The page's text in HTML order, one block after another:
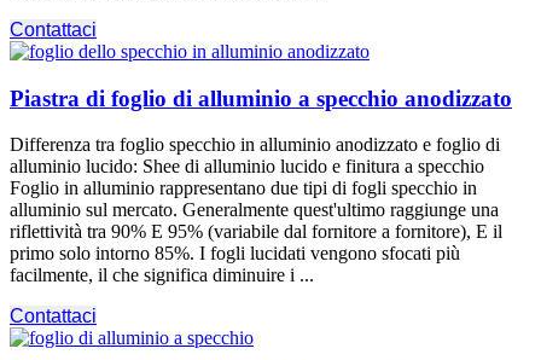
Contattaci
Piastra di foglio di alluminio a specchio anodizzato
Differenza tra foglio specchio in alluminio anodizzato e foglio di
alluminio lucido: Shee di alluminio lucido e finitura a specchio
Foglio in alluminio rappresentano due tipi di fogli specchio in
alluminio sul mercato. Generalmente quest'ultimo raggiunge una
riflettività tra 90% E 95% (variabile dal fornitore a fornitore), E il
primo solo intorno 85%. I fogli lucidati vengono sfocati più
facilmente, il che significa diminuire i ...
Contattaci